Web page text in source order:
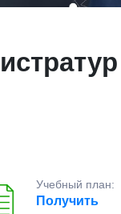
Учебный план:
Получить